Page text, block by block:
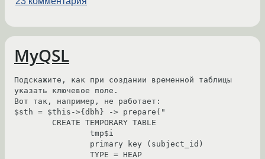
MyQSL
Подскажите, как при создании временной таблицы
указать ключевое поле.
Вот так, например, не работает:
$sth = $this->{dbh} -> prepare("